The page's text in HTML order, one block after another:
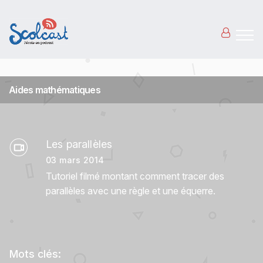
Aides mathématiques
Les parallèles
03 mars 2014
Tutoriel filmé montant comment tracer des
parallèles avec une règle et une équerre.
Mots clés: